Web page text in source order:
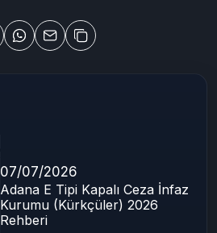
07/07/2026
Adana E Tipi Kapalı Ceza İnfaz
Kurumu (Kürkçüler) 2026
Rehberi